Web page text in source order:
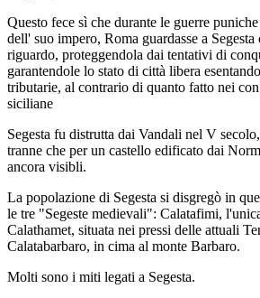
Questo fece sì che durante le guerre
dell' suo impero, Roma guardasse a
riguardo, proteggendola dai tentativi di
garantendole lo stato di città libera
tributarie, al contrario di quanto fatto nei
siciliane
Segesta fu distrutta dai Vandali nel V
tranne che per un castello edificato dai
ancora visibli.
La popolazione di Segesta si disgregò in
le tre "Segeste medievali": Calatafimi,
Calathamet, situata nei pressi delle attuali
Calatabarbaro, in cima al monte Barbaro.
Molti sono i miti legati a Segesta.